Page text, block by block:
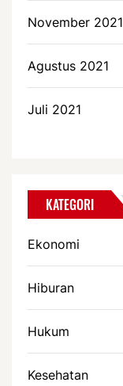
November 2021
Agustus 2021
Juli 2021
KATEGORI
Ekonomi
Hiburan
Hukum
Kesehatan